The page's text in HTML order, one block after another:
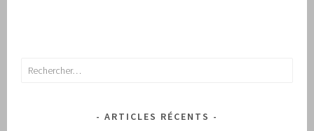
Rechercher :
ARTICLES RÉCENTS